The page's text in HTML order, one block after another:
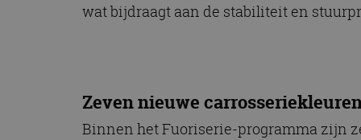
wat bijdraagt aan de stabiliteit en
Zeven nieuwe
Binnen het Fuoriserie-programma zijn